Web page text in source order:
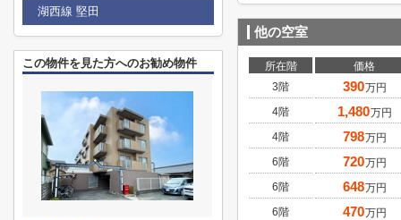
他の空室
所在階
価格
3階
390万円
4階
1,480万円
4階
798万円
6階
720万円
6階
648万円
6階
470万円
湖西線 堅田
この物件を見た方へのお勧め物件